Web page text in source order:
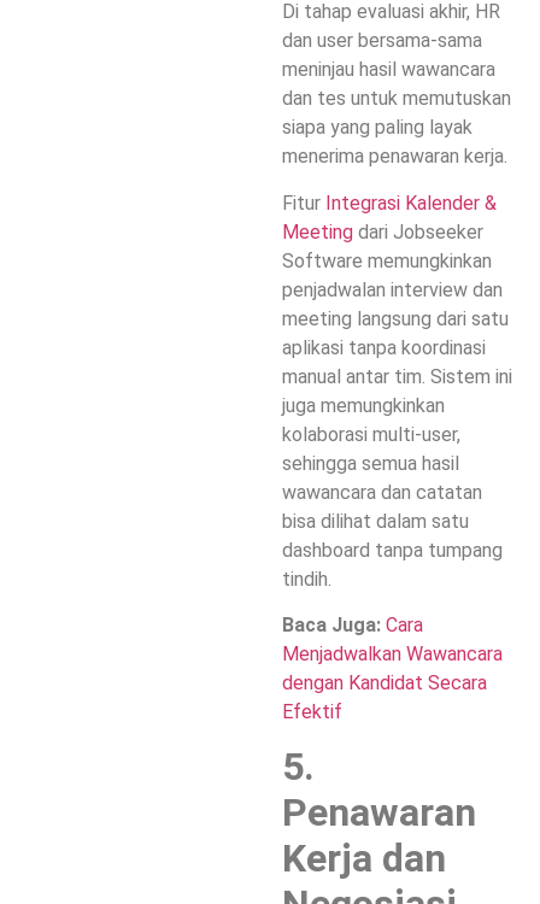
Di tahap evaluasi akhir, HR
dan user bersama-sama
meninjau hasil wawancara
dan tes untuk memutuskan
siapa yang paling layak
menerima penawaran kerja.
Fitur Integrasi Kalender &
Meeting dari Jobseeker
Software memungkinkan
penjadwalan interview dan
meeting langsung dari satu
aplikasi tanpa koordinasi
manual antar tim. Sistem ini
juga memungkinkan
kolaborasi multi-user,
sehingga semua hasil
wawancara dan catatan
bisa dilihat dalam satu
dashboard tanpa tumpang
tindih.
Baca Juga: Cara
Menjadwalkan Wawancara
dengan Kandidat Secara
Efektif
5.
Penawaran
Kerja dan